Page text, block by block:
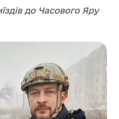
до Часового Яру